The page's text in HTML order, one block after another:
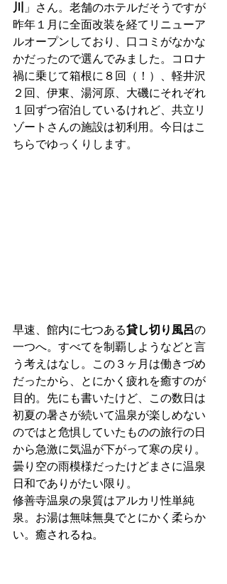
川 」さん。老舗のホテルだそうですが
昨年１月に全面改装を経てリニューア
ルオープンしており、口コミがなかな
かだったので選んでみました。コロナ
禍に乗じて箱根に８回（！）、軽井沢
２回、伊東、湯河原、大磯にそれぞれ
１回ずつ宿泊しているけれど、共立リ
ゾートさんの施設は初利用。今日はこ
ちらでゆっくりします。
早速、館内に七つある貸し切り風呂の
一つへ。すべてを制覇しようなどと言
う考えはなし。この３ヶ月は働きづめ
だったから、とにかく疲れを癒すのが
目的。先にも書いたけど、この数日は
初夏の暑さが続いて温泉が楽しめない
のではと危惧していたものの旅行の日
から急激に気温が下がって寒の戻り。
曇り空の雨模様だったけどまさに温泉
日和でありがたい限り。
修善寺温泉の泉質はアルカリ性単純
泉。お湯は無味無臭でとにかく柔らか
い。癒されるね。